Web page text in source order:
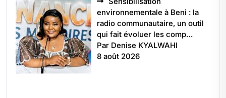
environnementale à Beni : la
radio communautaire, un outil
qui fait évoluer les comp…
Par Denise KYALWAHI
8 août 2026